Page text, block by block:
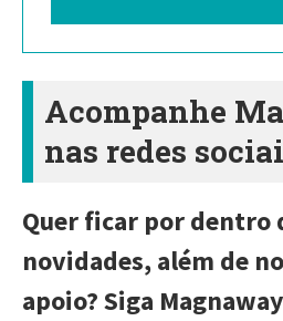
Acompanhe
nas redes
Quer ficar por dentro
novidades, além de
apoio? Siga